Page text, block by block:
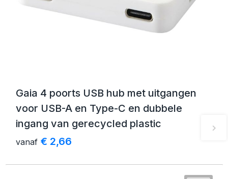
Gaia 4 poorts USB hub met uitgangen
voor USB-A en Type-C en dubbele
ingang van gerecycled plastic
vanaf € 2,66